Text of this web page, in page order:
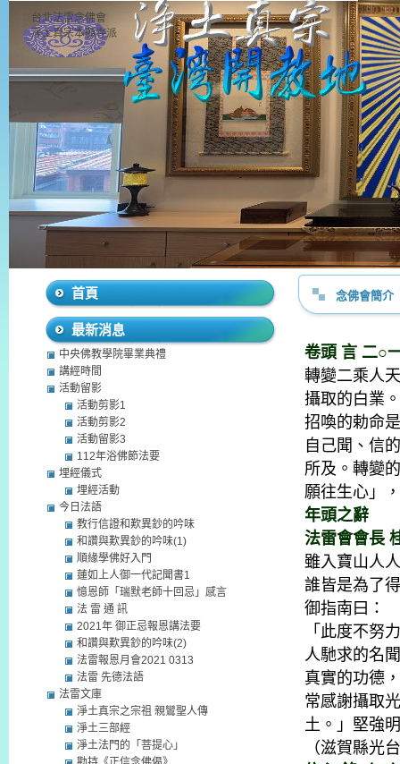
台北法雷念佛會
淨土真宗本願寺派
念佛會簡介
卷頭 言 二○
轉變二乘人
攝取的白業
招喚的勅命
自己聞、信
所及。轉變
願往生心」
年頭之辭
法雷會會長
雖入寶山人
誰皆是為了
御指南曰：
「此度不努
人馳求的名
真實的功德
常感謝攝取
土。」堅強
（滋賀縣光
首頁
最新消息
中央佛教學院畢業典禮
講經時間
活動留影
活動剪影1
活動剪影2
活動留影3
112年浴佛節法要
埋經儀式
埋經活動
今日法語
教行信證和歎異鈔的吟味
和讚與歎異鈔的吟味(1)
順緣學佛好入門
蓮如上人御一代記聞書1
憶恩師「瑞默老師十回忌」感言
法 雷 通 訊
2021年 御正忌報恩講法要
和讚與歎異鈔的吟味(2)
法雷報恩月會2021 0313
法雷 先德法語
法雷文庫
淨土真宗之宗祖 親鸞聖人傳
淨土三部經
淨土法門的「菩提心」